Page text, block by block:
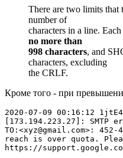
There are two limits that
number of
characters in a line.
no more than
998 characters, and
characters, excluding
the CRLF.
Кроме того - при
2020-07-09 00:16:12
[173.194.223.27]: SMTP
TO:<xyz@gmail.com>:
reach is over quota.
https://